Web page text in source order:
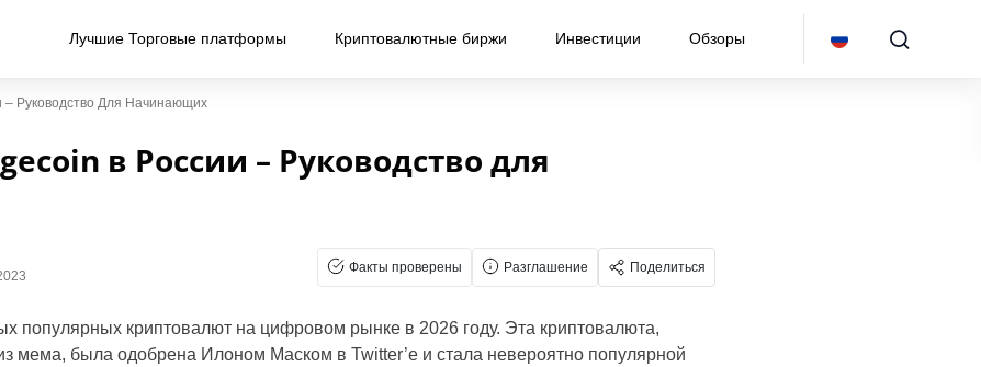
Лучшие Торговые платформы Криптовалютные биржи Инвестиции Обзоры
– Руководство Для Начинающих
в России – Руководство для
Факты проверены Разглашение Поделиться
популярных криптовалют на цифровом рынке в 2026 году. Эта криптовалюта,
мема, была одобрена Илоном Маском в Twitter’е и стала невероятно популярной